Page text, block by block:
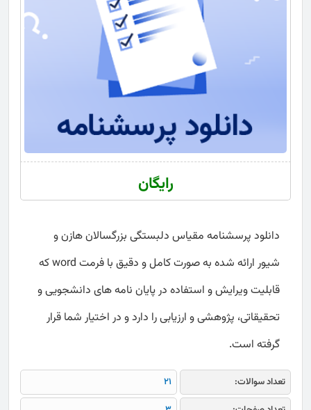
رایگان
دانلود پرسشنامه مقیاس دلبستگی بزرگسالان هازن و
شیور ارائه شده به صورت کامل و دقیق با فرمت word که
قابلیت ویرایش و استفاده در پایان نامه های دانشجویی و
تحقیقاتی، پژوهشی و ارزیابی را دارد و در اختیار شما قرار
گرفته است.
تعداد سوالات:
21